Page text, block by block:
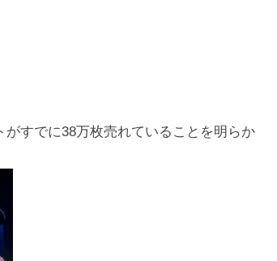
すでに38万枚売れていることを明らか